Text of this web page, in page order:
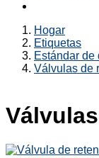
Hogar
Etiquetas
Estándar de
Válvulas de